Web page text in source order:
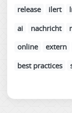
release
ilert
ai
nachricht
online
extern
best practices